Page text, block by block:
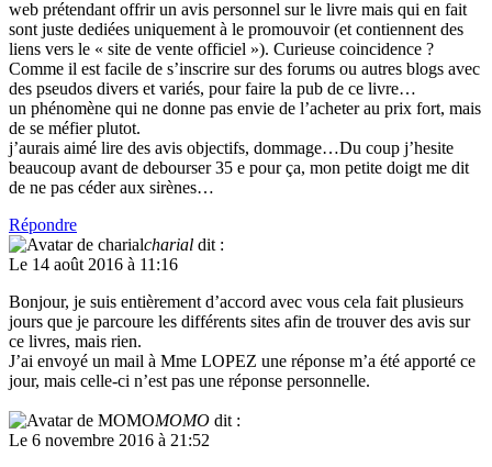
web prétendant offrir un avis personnel sur le livre mais qui en fait
sont juste dediées uniquement à le promouvoir (et contiennent des
liens vers le « site de vente officiel »). Curieuse coincidence ?
Comme il est facile de s’inscrire sur des forums ou autres blogs avec
des pseudos divers et variés, pour faire la pub de ce livre…
un phénomène qui ne donne pas envie de l’acheter au prix fort, mais
de se méfier plutot.
j’aurais aimé lire des avis objectifs, dommage…Du coup j’hesite
beaucoup avant de debourser 35 e pour ça, mon petite doigt me dit
de ne pas céder aux sirènes…
Répondre
charial dit :
Le 14 août 2016 à 11:16
Bonjour, je suis entièrement d’accord avec vous cela fait plusieurs
jours que je parcoure les différents sites afin de trouver des avis sur
ce livres, mais rien.
J’ai envoyé un mail à Mme LOPEZ une réponse m’a été apporté ce
jour, mais celle-ci n’est pas une réponse personnelle.
MOMO dit :
Le 6 novembre 2016 à 21:52